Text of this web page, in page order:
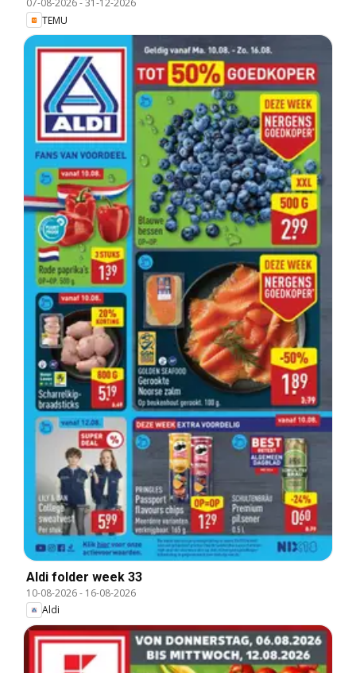
07-08-2026-31-12-2026
TEMU
Aldi folder week 33
10-08-2026- 16-08-2026
Aldi